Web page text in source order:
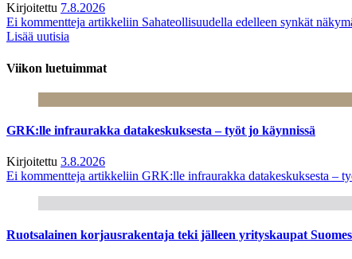
Kirjoitettu 7.8.2026
Ei kommentteja artikkeliin Sahateollisuudella edelleen synkät
Lisää uutisia
Viikon luetuimmat
GRK:lle infraurakka datakeskuksesta – työt jo käynnissä
Kirjoitettu 3.8.2026
Ei kommentteja artikkeliin GRK:lle infraurakka datakeskuksesta –
Ruotsalainen korjausrakentaja teki jälleen yrityskaupat